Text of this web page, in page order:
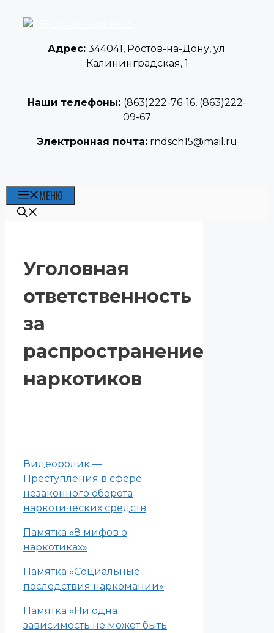
Адрес:344041, Ростов-на-Дону, ул.
Калининградская, 1
Наши телефоны: (863)222-76-16, (863)222-
09-67
Электронная почта: rndsch15@mail.ru
МЕНЮ
Уголовная
ответственность
за
распространение
наркотиков
Видеоролик —
Преступления в сфере
незаконного оборота
наркотических средств
Памятка «8 мифов о
наркотиках»
Памятка «Социальные
последствия наркомании»
Памятка «Ни одна
зависимость не может быть